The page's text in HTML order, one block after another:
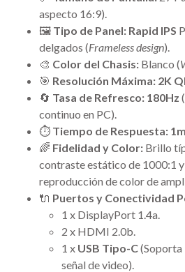
aspecto 16:9).
🖼️ Tipo de Panel: Rapid IPS
delgados (Frameless design).
🎨 Color del Chasis: Blanco (
🎯 Resolución Máxima: 2K
🔄 Tasa de Refresco: 180Hz
continuo en PC).
⏱️ Tiempo de Respuesta:
🌈 Fidelidad y Color: Brillo
contraste estático de 1000:1
reproducción de color de
🔌 Puertos y Conectividad
1 x DisplayPort 1.4a.
2 x HDMI 2.0b.
1 x USB Tipo-C
señal de video).